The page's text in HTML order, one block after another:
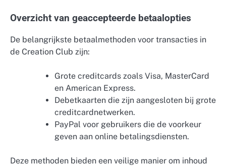
Overzicht van geaccepteerde betaalopties
De belangrijkste betaalmethoden voor transacties in
de Creation Club zijn:
Grote creditcards zoals Visa, MasterCard
en American Express.
Debetkaarten die zijn aangesloten bij grote
creditcardnetwerken.
PayPal voor gebruikers die de voorkeur
geven aan online betalingsdiensten.
Deze methoden bieden een veilige manier om inhoud